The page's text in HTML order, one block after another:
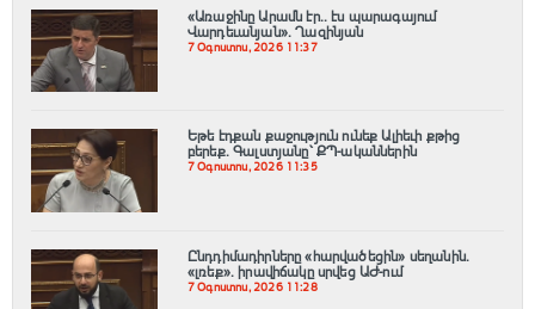
«Առաջինը Արամն էր.. էս պարագայում
Վարդեւանյան». Ղազինյան
7 Օգոստոս, 2026 11:37
Եթե էդքան քաջություն ունեք Ալիեւի քթից
բերեք. Գալստյանը՝ ՔՊ-ականներին
7 Օգոստոս, 2026 11:35
Ընդդիմադիրները «հարվածեցին» սեղանին.
«լռեք». իրավիճակը սրվեց ԱԺ-ում
7 Օգոստոս, 2026 11:28